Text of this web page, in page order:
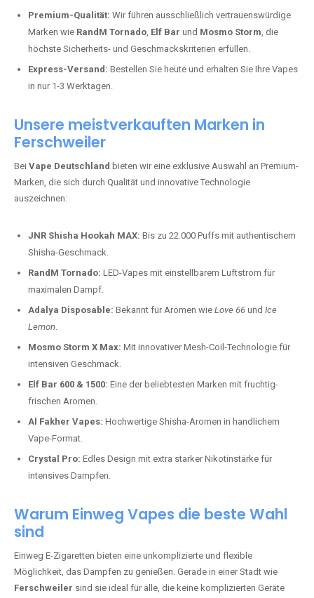
Premium-Qualität: Wir führen ausschließlich vertrauenswürdige
Marken wie RandM Tornado, Elf Bar und Mosmo Storm, die
höchste Sicherheits- und Geschmackskriterien erfüllen.
Express-Versand: Bestellen Sie heute und erhalten Sie Ihre Vapes
in nur 1-3 Werktagen.
Unsere meistverkauften Marken in
Ferschweiler
Bei Vape Deutschland bieten wir eine exklusive Auswahl an Premium-
Marken, die sich durch Qualität und innovative Technologie
auszeichnen:
JNR Shisha Hookah MAX: Bis zu 22.000 Puffs mit authentischem
Shisha-Geschmack.
RandM Tornado: LED-Vapes mit einstellbarem Luftstrom für
maximalen Dampf.
Adalya Disposable: Bekannt für Aromen wie Love 66 und Ice
Lemon.
Mosmo Storm X Max: Mit innovativer Mesh-Coil-Technologie für
intensiven Geschmack.
Elf Bar 600 & 1500: Eine der beliebtesten Marken mit fruchtig-
frischen Aromen.
Al Fakher Vapes: Hochwertige Shisha-Aromen in handlichem
Vape-Format.
Crystal Pro: Edles Design mit extra starker Nikotinstärke für
intensives Dampfen.
Warum Einweg Vapes die beste Wahl
sind
Einweg E-Zigaretten bieten eine unkomplizierte und flexible
Möglichkeit, das Dampfen zu genießen. Gerade in einer Stadt wie
Ferschweiler sind sie ideal für alle, die keine komplizierten Geräte